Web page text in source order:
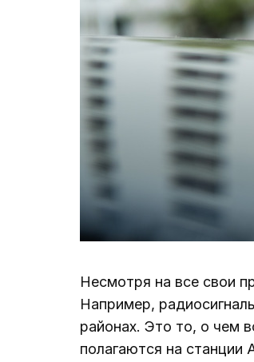
Несмотря на все свои
Например,
районах. Это то, о чем
полагаются на станции